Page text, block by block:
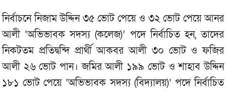
নির্বাচনে নিজাম উদ্দিন ৩৫ ভোট পেয়ে ও ৩২ ভোট পেয়ে আনর
আলী ‘অভিভাবক সদস্য (কলেজ)’ পদে নির্বাচিত হন, তাদের
নিকটতম প্রতিদ্বন্দি প্রার্থী আকবর আলী ৩০ ভোট ও ফজির
আলী ২৬ ভোট পান। জমির আলী ১৯৯ ভোট ও শাহাব উদ্দিন
১৮১ ভোট পেয়ে ‘অভিভাবক সদস্য (বিদ্যালয়)’ পদে নির্বাচিত